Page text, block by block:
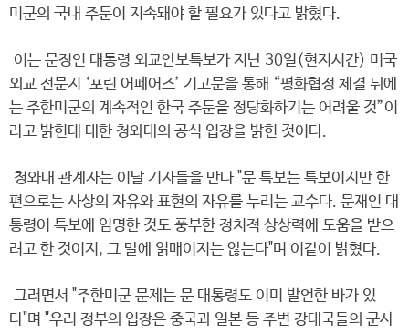
미군의 국내 주둔이 지속돼야 할 필요가 있다고 밝혔다.
이는 문정인 대통령 외교안보특보가 지난 30일(현지시간) 미국
외교 전문지 ‘포린 어페어즈’ 기고문을 통해 “평화협정 체결 뒤에
는 주한미군의 계속적인 한국 주둔을 정당화하기는 어려울 것”이
라고 밝힌데 대한 청와대의 공식 입장을 밝힌 것이다.
청와대 관계자는 이날 기자들을 만나 "문 특보는 특보이지만 한
편으로는 사상의 자유와 표현의 자유를 누리는 교수다. 문재인 대
통령이 특보에 임명한 것도 풍부한 정치적 상상력에 도움을 받으
려고 한 것이지, 그 말에 얽매이지는 않는다"며 이같이 밝혔다.
그러면서 "주한미군 문제는 문 대통령도 이미 발언한 바가 있
다"며 "우리 정부의 입장은 중국과 일본 등 주변 강대국들의 군사